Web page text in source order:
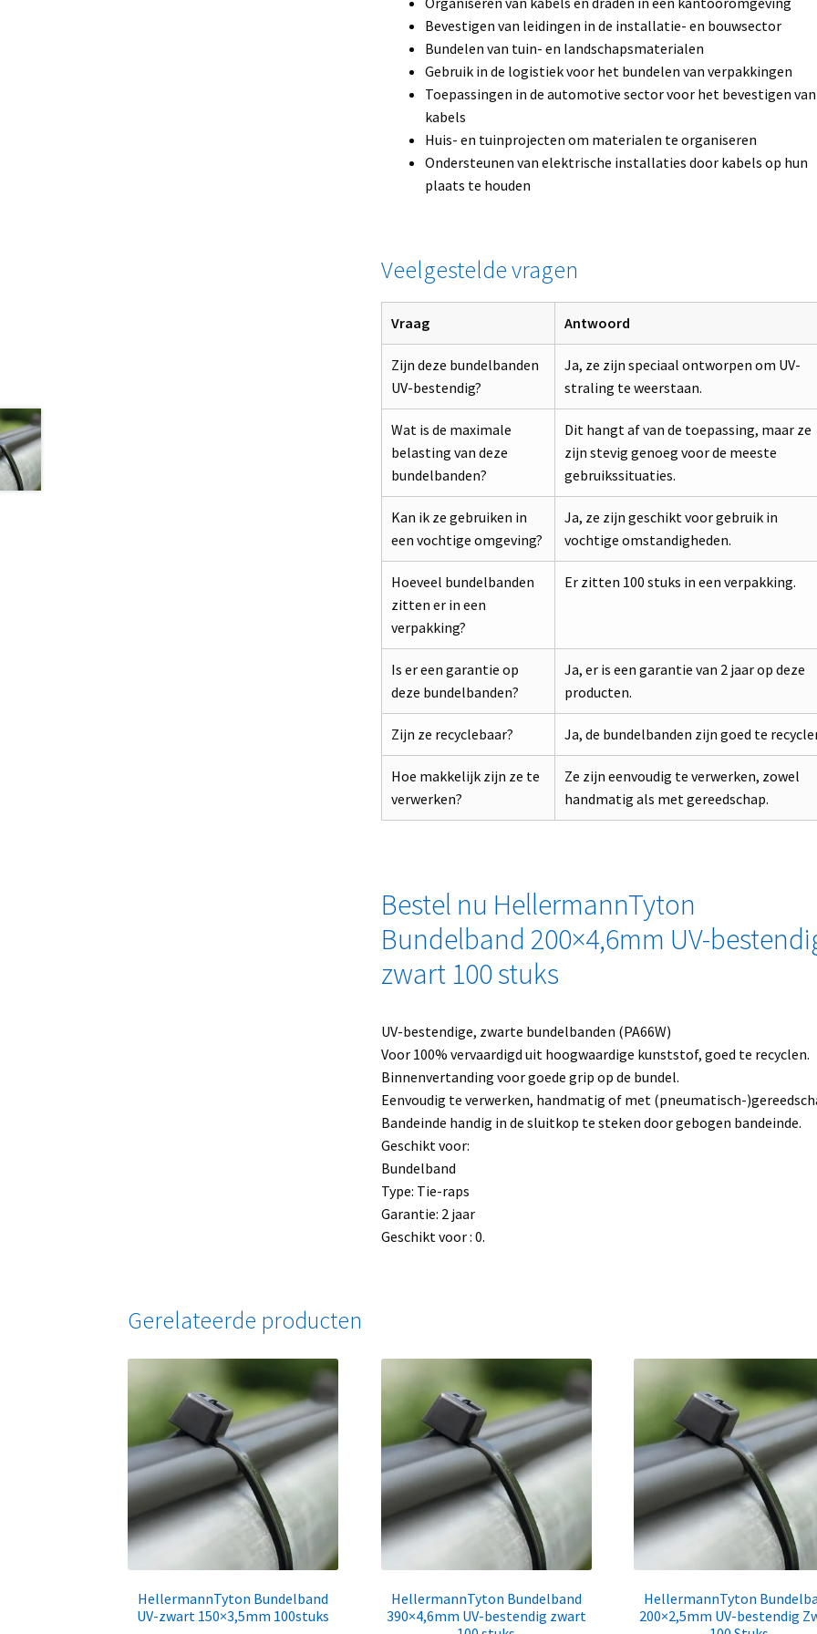
Bevestigen van leidingen in de installatie- en bouwsector
Bundelen van tuin- en landschapsmaterialen
Gebruik in de logistiek voor het bundelen van verpakkingen
Toepassingen in de automotive sector voor het bevestigen van
kabels
Huis- en tuinprojecten om materialen te organiseren
Ondersteunen van elektrische installaties door kabels op hun
plaats te houden
Veelgestelde vragen
Vraag Antwoord
Zijn deze bundelbanden
UV-bestendig?
Ja, ze zijn speciaal ontworpen om UV-
straling te weerstaan.
Wat is de maximale
belasting van deze
bundelbanden?
Dit hangt af van de toepassing, maar ze
zijn stevig genoeg voor de meeste
gebruikssituaties.
Kan ik ze gebruiken in
een vochtige omgeving?
Ja, ze zijn geschikt voor gebruik in
vochtige omstandigheden.
Hoeveel bundelbanden
zitten er in een
verpakking?
Er zitten 100 stuks in een verpakking.
Is er een garantie op
deze bundelbanden?
Ja, er is een garantie van 2 jaar op deze
producten.
Zijn ze recyclebaar? Ja, de bundelbanden zijn goed te
Hoe makkelijk zijn ze te
verwerken?
Ze zijn eenvoudig te verwerken, zowel
handmatig als met gereedschap.
Bestel nu HellermannTyton
Bundelband 200×4,6mm UV-
zwart 100 stuks
UV-bestendige, zwarte bundelbanden (PA66W)
Voor 100% vervaardigd uit hoogwaardige kunststof, goed te recyclen.
Binnenvertanding voor goede grip op de bundel.
Eenvoudig te verwerken, handmatig of met (pneumatisch-
Bandeinde handig in de sluitkop te steken door gebogen bandeinde.
Geschikt voor:
Bundelband
Type: Tie-raps
Garantie: 2 jaar
Geschikt voor : 0.
Gerelateerde producten
HellermannTyton Bundelband
UV-zwart 150×3,5mm 100stuks
HellermannTyton Bundelband
390×4,6mm UV-bestendig zwart
HellermannTyton
200×2,5mm UV-bestendig